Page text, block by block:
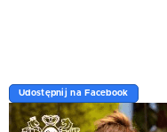
Udostępnij na Facebook